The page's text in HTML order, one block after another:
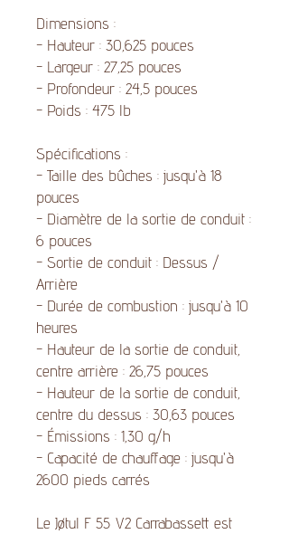
Dimensions :
- Hauteur : 30,625 pouces
- Largeur : 27,25 pouces
- Profondeur : 24,5 pouces
- Poids : 475 lb
Spécifications :
- Taille des bûches : jusqu'à 18
pouces
- Diamètre de la sortie de conduit :
6 pouces
- Sortie de conduit : Dessus /
Arrière
- Durée de combustion : jusqu'à 10
heures
- Hauteur de la sortie de conduit,
centre arrière : 26,75 pouces
- Hauteur de la sortie de conduit,
centre du dessus : 30,63 pouces
- Émissions : 1,30 g/h
- Capacité de chauffage : jusqu'à
2600 pieds carrés
Le Jøtul F 55 V2 Carrabassett est